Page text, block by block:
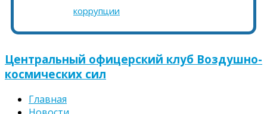
коррупции
Центральный офицерский клуб Воздушно-
космических сил
Главная